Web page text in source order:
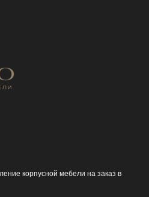
корпусной мебели на заказ в